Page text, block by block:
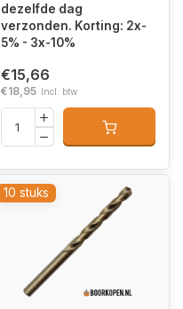
dezelfde dag
verzonden. Korting: 2x-
5% - 3x-10%
€15,66
€18,95 Incl. btw
10 stuks